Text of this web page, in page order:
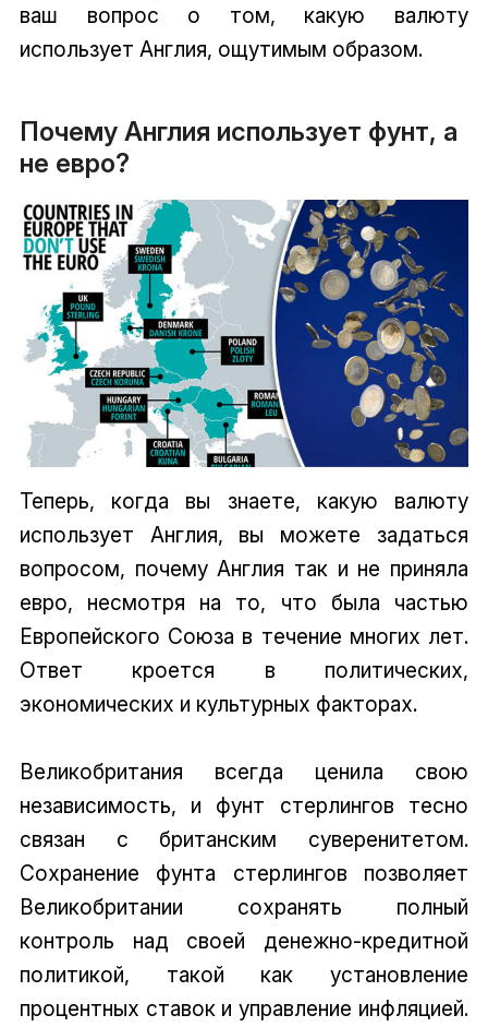
ваш вопрос о том, какую валюту
использует Англия, ощутимым образом.
Почему Англия использует фунт, а
не евро?
Теперь, когда вы знаете, какую валюту
использует Англия, вы можете задаться
вопросом, почему Англия так и не приняла
евро, несмотря на то, что была частью
Европейского Союза в течение многих лет.
Ответ кроется в политических,
экономических и культурных факторах.
Великобритания всегда ценила свою
независимость, и фунт стерлингов тесно
связан с британским суверенитетом.
Сохранение фунта стерлингов позволяет
Великобритании сохранять полный
контроль над своей денежно-кредитной
политикой, такой как установление
процентных ставок и управление инфляцией.